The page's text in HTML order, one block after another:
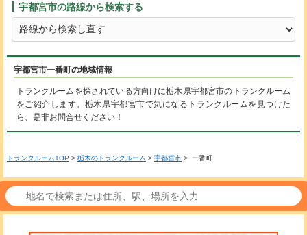
宇都宮市の路線から検索する
宇都宮市一番町の地域情報
トランクルームを探されている方向けに栃木県宇都宮市のトランクルーム
をご紹介します。栃木県宇都宮市で気になるトランクルームを見つけた
ら、是非お問合せください！
トランクルームTOP > 栃木のトランクルーム > 宇都宮市 > 一番町